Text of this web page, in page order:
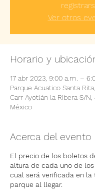
Ver otros
Horario y
17 abr 2023, 9:00 a.m. –
Parque Acuatico Santa
Carr Ayotlán la Ribera S/N,
México
Acerca del evento
El precio de los boletos
altura de cada uno de
cual será verificada en la
parque al llegar.